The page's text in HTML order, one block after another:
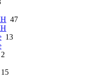
47
13
2
15